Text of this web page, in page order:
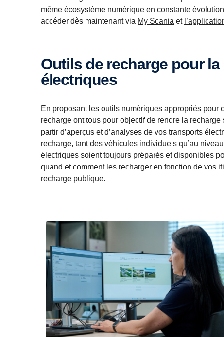
même écosystème numérique en constante
accéder dès maintenant via My Scania et
Outils de recharge pour la gestion des parcs
électriques
En proposant les outils numériques appropriés
recharge ont tous pour objectif de rendre la
partir d’aperçus et d’analyses de vos transports
recharge, tant des véhicules individuels qu’au
électriques soient toujours préparés et disponibles
quand et comment les recharger en fonction de vos
recharge publique.